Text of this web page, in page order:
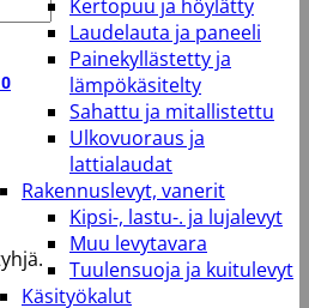
0
Kertopuu ja höylätty
Laudelauta ja paneeli
Painekyllästetty ja
lämpökäsitelty
Sahattu ja mitallistettu
Ulkovuoraus ja
lattialaudat
Rakennuslevyt, vanerit
Kipsi-, lastu-. ja lujalevyt
Muu levytavara
Tuulensuoja ja kuitulevyt
Käsityökalut